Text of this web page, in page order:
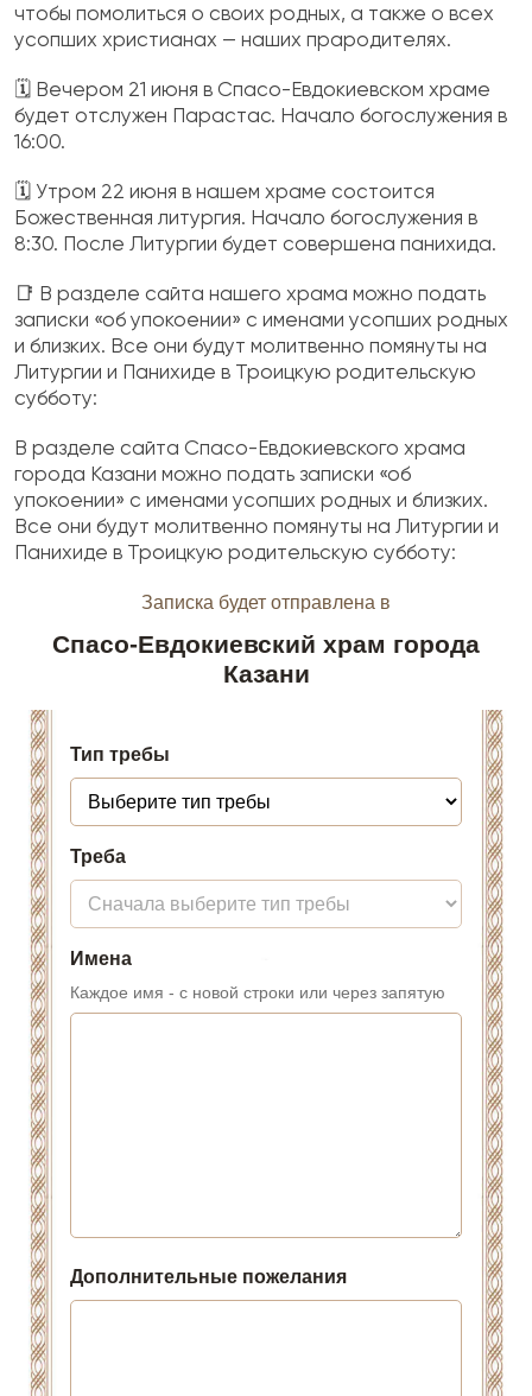
чтобы помолиться о своих родных, а также о всех
усопших христианах — наших прародителях.
🗓️ Вечером 21 июня в Спасо-Евдокиевском храме
будет отслужен Парастас. Начало богослужения в
16:00.
🗓️ Утром 22 июня в нашем храме состоится
Божественная литургия. Начало богослужения в
8:30. После Литургии будет совершена панихида.
📑 В разделе сайта нашего храма можно подать
записки «об упокоении» с именами усопших родных
и близких. Все они будут молитвенно помянуты на
Литургии и Панихиде в Троицкую родительскую
субботу:
В разделе сайта Спасо-Евдокиевского храма
города Казани можно подать записки «об
упокоении» с именами усопших родных и близких.
Все они будут молитвенно помянуты на Литургии и
Панихиде в Троицкую родительскую субботу: